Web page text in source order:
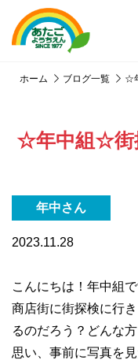
ホーム ブログ一覧 ☆
☆年中組☆街
年中さん
2023.11.28
こんにちは！年中組
商店街に街探検に行
るのだろう？どんな
思い、事前に写真を